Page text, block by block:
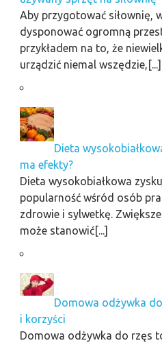
Aby przygotować siłownię,
dysponować ogromną
przykładem na to, że
urządzić niemal wszędzie,[...]
Dieta
ma efekty?
Dieta wysokobiałkowa
popularność wśród osób
zdrowie i sylwetkę.
może stanowić[...]
Domowa odżywka
i korzyści
Domowa odżywka do rzęs